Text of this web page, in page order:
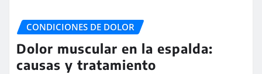
CONDICIONES DE DOLOR
Dolor muscular en la espalda:
causas y tratamiento